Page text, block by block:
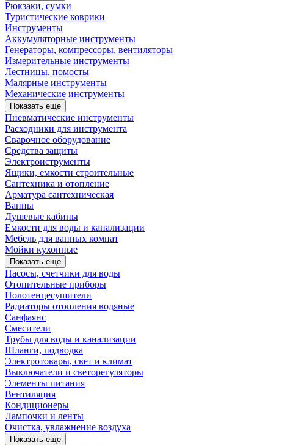
Рюкзаки, сумки
Туристические коврики
Инструменты
Аккумуляторные инструменты
Генераторы, компрессоры, вентиляторы
Измерительные инструменты
Лестницы, помосты
Малярные инструменты
Механические инструменты
Показать еще
Пневматические инструменты
Расходники для инструмента
Сварочное оборудование
Средства защиты
Электроиструменты
Ящики, емкости строительные
Сантехника и отопление
Арматура сантехническая
Ванны
Душевые кабины
Емкости для воды и канализации
Мебель для ванных комнат
Мойки кухонные
Показать еще
Насосы, счетчики для воды
Отопительные приборы
Полотенцесушители
Радиаторы отопления водяные
Санфаянс
Смесители
Трубы для воды и канализации
Шланги, подводка
Электротовары, свет и климат
Выключатели и светорегуляторы
Элементы питания
Вентиляция
Кондиционеры
Лампочки и ленты
Очистка, увлажнение воздуха
Показать еще